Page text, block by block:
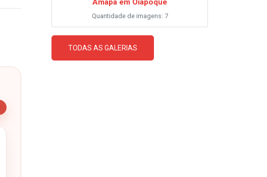
Amapá em Oiapoque
Quantidade de imagens: 7
TODAS AS GALERIAS